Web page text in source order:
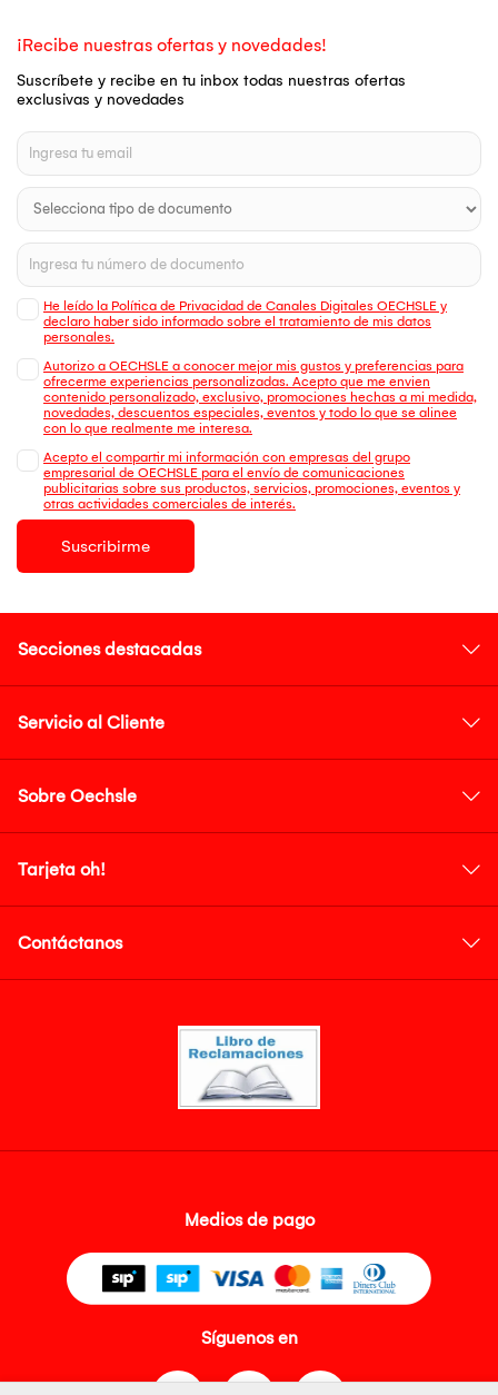
¡Recibe nuestras ofertas y novedades!
Suscríbete y recibe en tu inbox todas nuestras ofertas
exclusivas y novedades
He leído la Política de Privacidad de Canales Digitales OECHSLE y
declaro haber sido informado sobre el tratamiento de mis datos
personales.
Autorizo a OECHSLE a conocer mejor mis gustos y preferencias para
ofrecerme experiencias personalizadas. Acepto que me envien
contenido personalizado, exclusivo, promociones hechas a mi medida,
novedades, descuentos especiales, eventos y todo lo que se alinee
con lo que realmente me interesa.
Acepto el compartir mi información con empresas del grupo
empresarial de OECHSLE para el envío de comunicaciones
publicitarias sobre sus productos, servicios, promociones, eventos y
otras actividades comerciales de interés.
Suscribirme
Secciones destacadas
Servicio al Cliente
Sobre Oechsle
Tarjeta oh!
Contáctanos
Medios de pago
Síguenos en